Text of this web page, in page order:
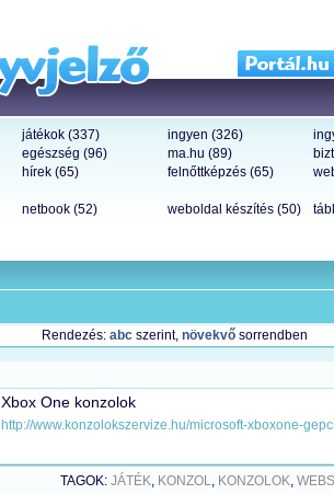
játékok (337) ingyen (326)
egészség (96) ma.hu (89)
hírek (65) felnőttképzés (65)
netbook (52) weboldal készítés (50)
Rendezés: abcszerint, növekvősorrendben
Xbox One konzolok
http://www.konzolokszervize.hu/microsoft-xboxone-
TAGOK: JÁTÉK, KONZOL, KONZOLOK,